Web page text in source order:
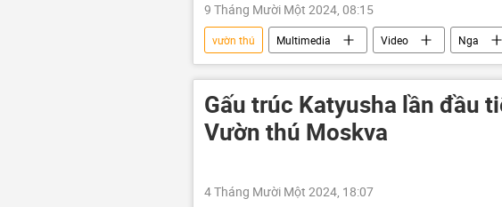
9 Tháng Mười Một 2024, 08:15
vườn thú Multimedia Video Nga
Moskva
thiên nhiên
Gấu trúc Katyusha lần đầu
Vườn thú Moskva
4 Tháng Mười Một 2024, 18:07